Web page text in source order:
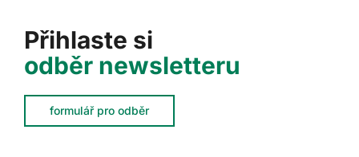
Přihlaste si
odběr newsletteru
formulář pro odběr